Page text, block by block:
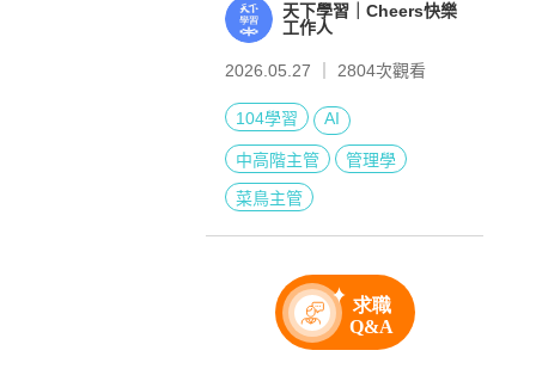
天下學習｜Cheers快樂
工作人
2026.05.27 ｜ 2804次觀看
104學習 AI
中高階主管
管理學
菜鳥主管